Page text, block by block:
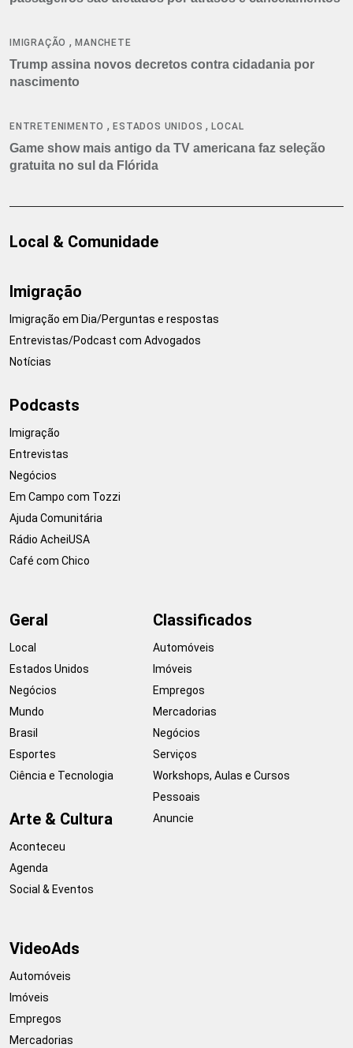
IMIGRAÇÃO ,MANCHETE
Trump assina novos decretos contra cidadania por
nascimento
ENTRETENIMENTO ,ESTADOS UNIDOS ,LOCAL
Game show mais antigo da TV americana faz seleção
gratuita no sul da Flórida
Local & Comunidade
Imigração
Imigração em Dia/Perguntas e respostas
Entrevistas/Podcast com Advogados
Notícias
Podcasts
Imigração
Entrevistas
Negócios
Em Campo com Tozzi
Ajuda Comunitária
Rádio AcheiUSA
Café com Chico
Geral
Local
Estados Unidos
Negócios
Mundo
Brasil
Esportes
Ciência e Tecnologia
Arte & Cultura
Aconteceu
Agenda
Social & Eventos
Classificados
Automóveis
Imóveis
Empregos
Mercadorias
Negócios
Serviços
Workshops, Aulas e Cursos
Pessoais
Anuncie
VideoAds
Automóveis
Imóveis
Empregos
Mercadorias